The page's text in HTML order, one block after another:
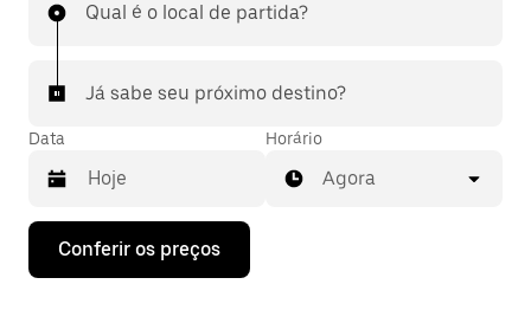
Qual é o local de partida?
Já sabe seu próximo destino?
Data
Pressione
seta
Horário
Agora
Conferir os preços